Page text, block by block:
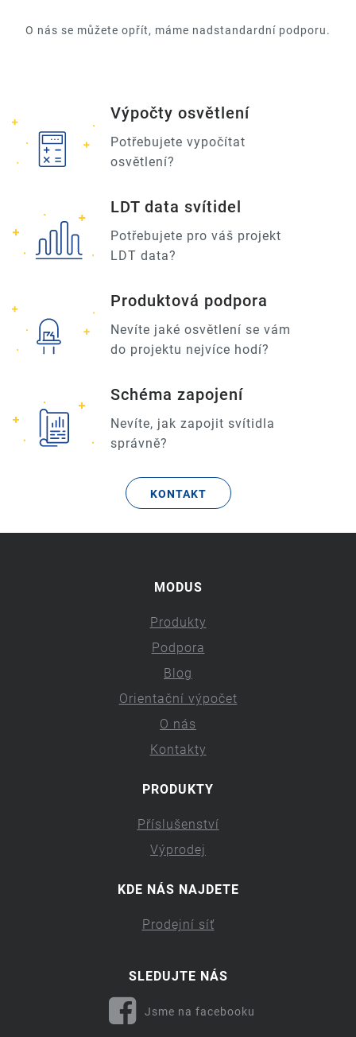
O nás se můžete opřít, máme nadstandardní podporu.
Výpočty osvětlení
Potřebujete vypočítat
osvětlení?
LDT data svítidel
Potřebujete pro váš projekt
LDT data?
Produktová podpora
Nevíte jaké osvětlení se vám
do projektu nejvíce hodí?
Schéma zapojení
Nevíte, jak zapojit svítidla
správně?
KONTAKT
MODUS
Produkty
Podpora
Blog
Orientační výpočet
O nás
Kontakty
PRODUKTY
Příslušenství
Výprodej
KDE NÁS NAJDETE
Prodejní síť
SLEDUJTE NÁS
Jsme na facebooku